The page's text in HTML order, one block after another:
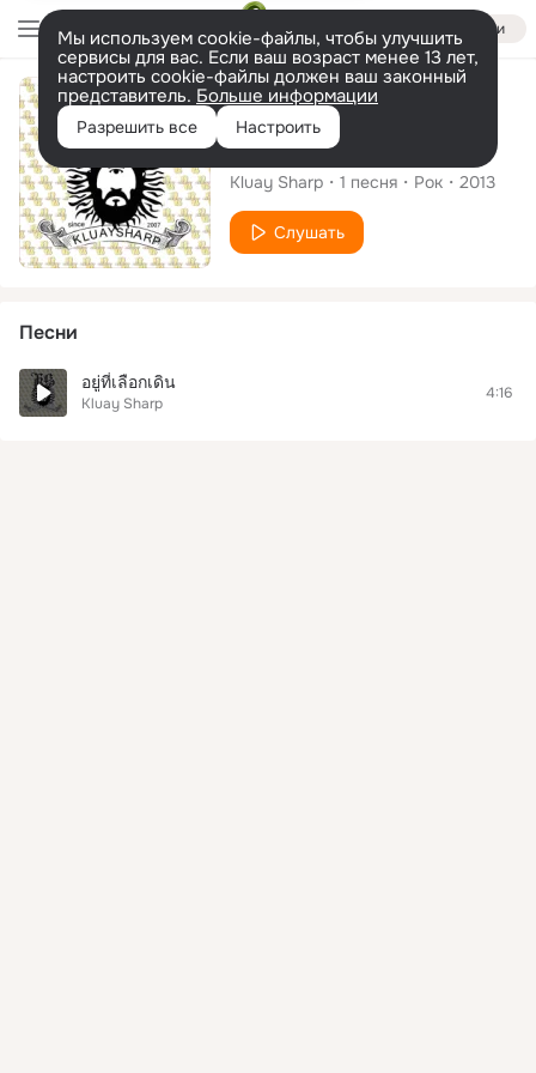
Войти
Мы используем cookie-файлы, чтобы улучшить
сервисы для вас. Если ваш возраст менее 13 лет,
настроить cookie-файлы должен ваш законный
представитель. Больше информации
Разрешить все Настроить
Сингл
อยู่ที่เลือกเดิน
Kluay Sharp 1 песня Рок 2013
Слушать
Песни
อยู่ที่เลือกเดิน
Kluay Sharp
4:16